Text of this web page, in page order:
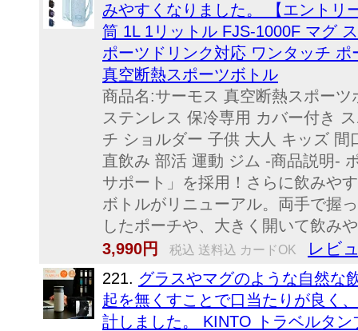
みやすくなりました。 【エントリ
筒 1L 1リットル FJS-1000F マグ
ポーツドリンク対応 ワンタッチ
真空断熱スポーツボトル
商品名:サーモス 真空断熱スポー
ステンレス 保冷専用 カバー付き
チ ショルダー 子供 大人 キッズ
直飲み 部活 運動 ジム -商品説明-
サポート」を採用！さらに飲みや
ボトルがリニューアル。両手で握
したポーチや、大きく開いて飲み
3,990円
税込 送料込 カードOK レビ
221. グラスやマグのような自然な
起を無くすことで口当たりが良く
計しました。 KINTO トラベルタ